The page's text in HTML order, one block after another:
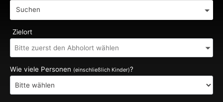
Suchen
Zielort
Wie viele Personen (einschließlich Kinder)?